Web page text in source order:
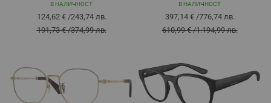
В НАЛИЧНОСТ
124,62 €/243,74 лв.
191,73 €/374,99 лв.
В НАЛИЧНОСТ
397,14 €/776,74 лв.
610,99 €/1.194,99 лв.